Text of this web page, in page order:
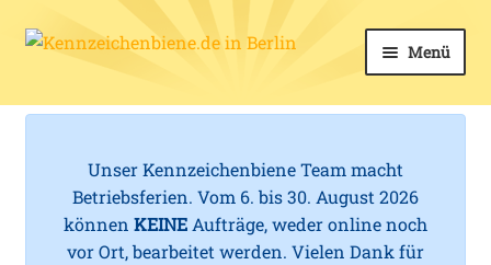
Zur
Zum
e
Menü
Kfz-Kennzeichen
Kennzeichenhalter
Mehr Schilder
Unser Kennzeichenbiene Team macht
Betriebsferien. Vom 6. bis 30. August 2026
können KEINE Aufträge, weder online noch
vor Ort, bearbeitet werden. Vielen Dank für